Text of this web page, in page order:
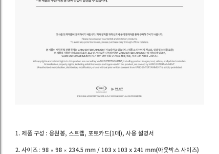
1. 제품 구성 : 응원봉, 스트랩, 포토카드(1매), 사용 설명서
2. 사이즈 : 98 × 98 × 234.5 mm / 103 x 103 x 241 mm(아웃박스 사이즈)